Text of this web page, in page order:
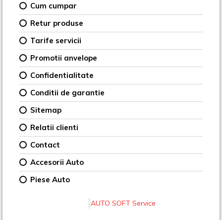
Cum cumpar
Retur produse
Tarife servicii
Promotii anvelope
Confidentialitate
Conditii de garantie
Sitemap
Relatii clienti
Contact
Accesorii Auto
Piese Auto
AUTO SOFT Service